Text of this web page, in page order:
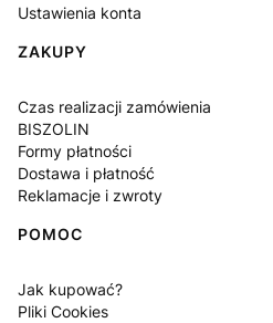
Ustawienia konta
ZAKUPY
Czas realizacji zamówienia
BISZOLIN
Formy płatności
Dostawa i płatność
Reklamacje i zwroty
POMOC
Jak kupować?
Pliki Cookies